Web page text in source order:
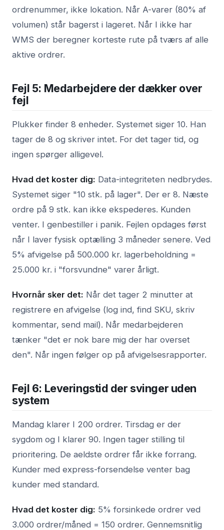
ordrenummer, ikke lokation. Når A-varer (80% af
volumen) står bagerst i lageret. Når I ikke har
WMS der beregner korteste rute på tværs af alle
aktive ordrer.
Fejl 5: Medarbejdere der dækker over
fejl
Plukker finder 8 enheder. Systemet siger 10. Han
tager de 8 og skriver intet. For det tager tid, og
ingen spørger alligevel.
Hvad det koster dig: Data-integriteten nedbrydes.
Systemet siger "10 stk. på lager". Der er 8. Næste
ordre på 9 stk. kan ikke ekspederes. Kunden
venter. I genbestiller i panik. Fejlen opdages først
når I laver fysisk optælling 3 måneder senere. Ved
5% afvigelse på 500.000 kr. lagerbeholdning =
25.000 kr. i "forsvundne" varer årligt.
Hvornår sker det: Når det tager 2 minutter at
registrere en afvigelse (log ind, find SKU, skriv
kommentar, send mail). Når medarbejderen
tænker "det er nok bare mig der har overset
den". Når ingen følger op på afvigelsesrapporter.
Fejl 6: Leveringstid der svinger uden
system
Mandag klarer I 200 ordrer. Tirsdag er der
sygdom og I klarer 90. Ingen tager stilling til
prioritering. De aeldste ordrer får ikke forrang.
Kunder med express-forsendelse venter bag
kunder med standard.
Hvad det koster dig: 5% forsinkede ordrer ved
3.000 ordrer/måned = 150 ordrer. Gennemsnitlig